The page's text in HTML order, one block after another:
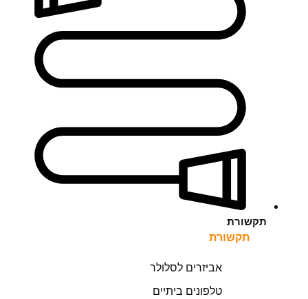
תקשורת
תקשורת
אביזרים לסלולר
טלפונים ביתיים